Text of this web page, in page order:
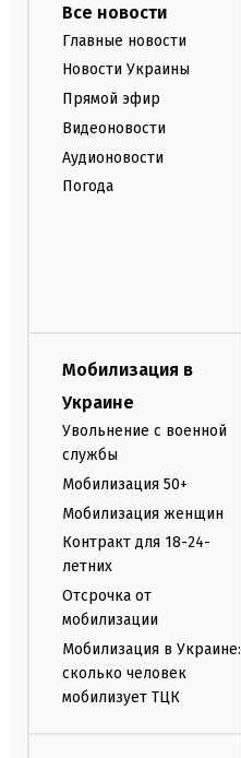
Все новости
Главные новости
Новости Украины
Прямой эфир
Видеоновости
Аудионовости
Погода
Мобилизация в
Украине
Увольнение с военной
службы
Мобилизация 50+
Мобилизация женщин
Контракт для 18-24-
летних
Отсрочка от
мобилизации
Мобилизация в Украине:
сколько человек
мобилизует ТЦК